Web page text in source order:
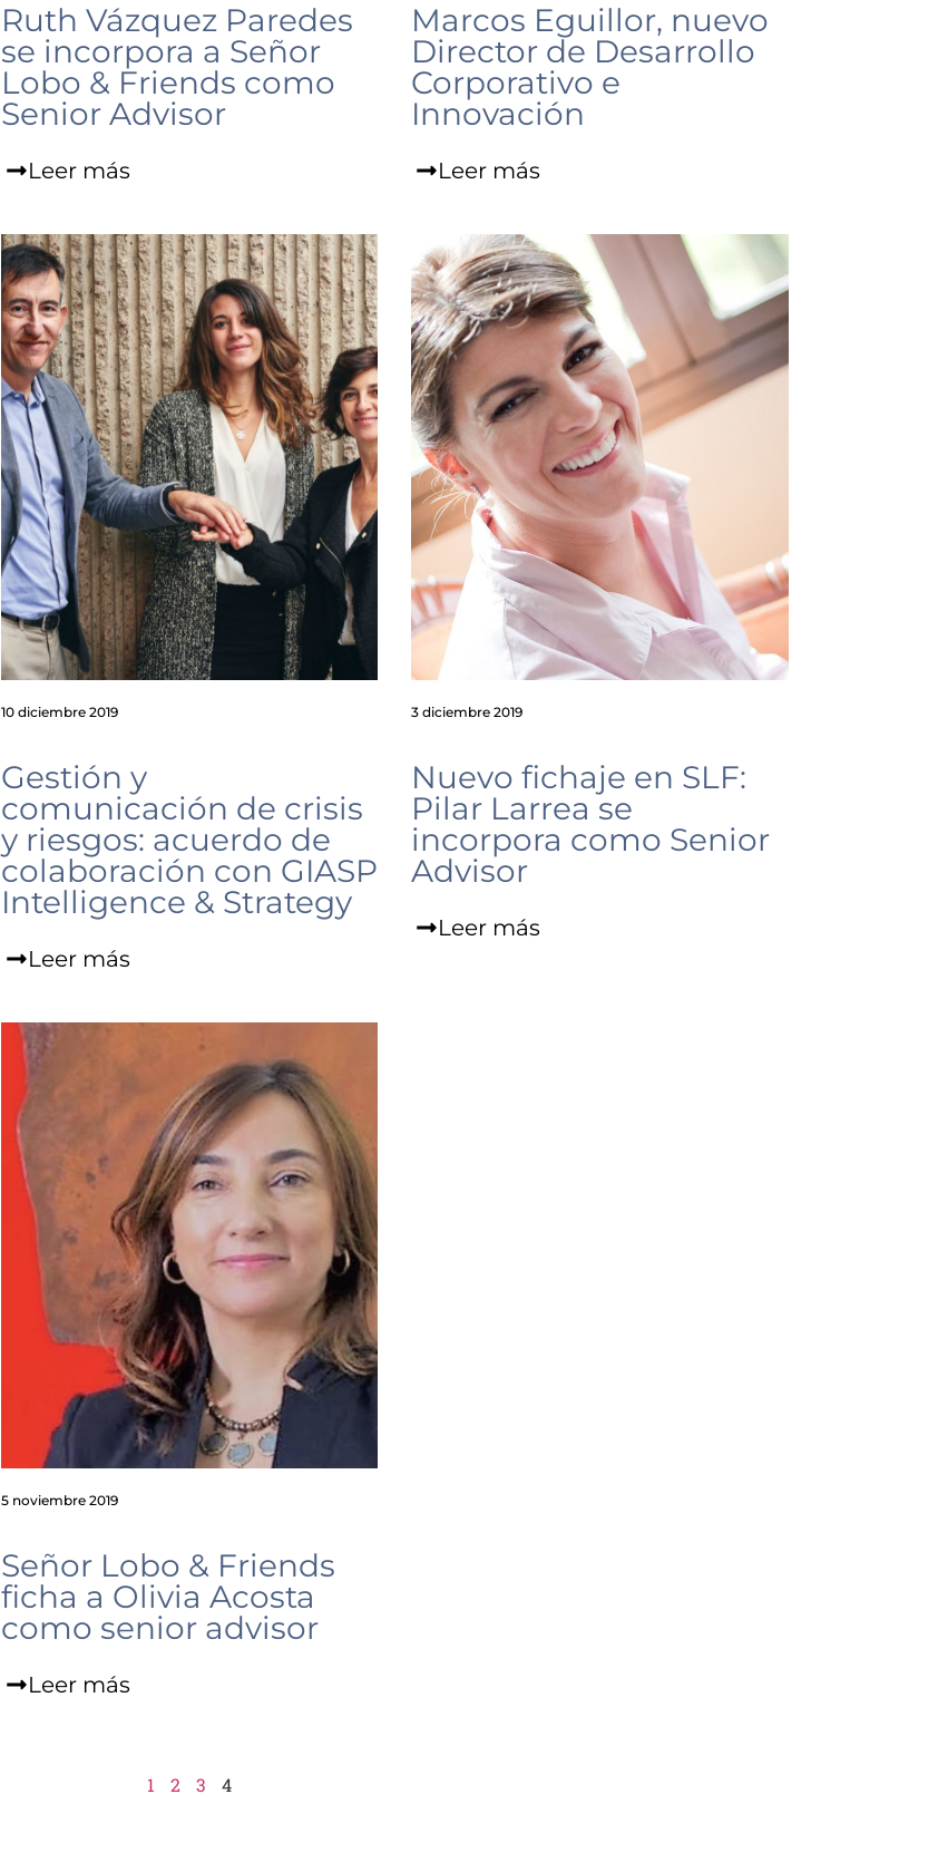
Ruth Vázquez Paredes
se incorpora a Señor
Lobo & Friends como
Senior Advisor
Leer más
Marcos Eguillor, nuevo
Director de Desarrollo
Corporativo e
Innovación
Leer más
10 diciembre 2019
Gestión y
comunicación de crisis
y riesgos: acuerdo de
colaboración con GIASP
Intelligence & Strategy
Leer más
3 diciembre 2019
Nuevo fichaje en SLF:
Pilar Larrea se
incorpora como Senior
Advisor
Leer más
5 noviembre 2019
Señor Lobo & Friends
ficha a Olivia Acosta
como senior advisor
Leer más
1 2 3 4